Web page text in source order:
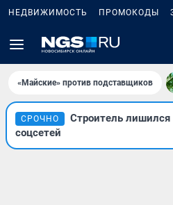
НЕДВИЖИМОСТЬ ПРОМОКОДЫ
«Майские» против подставщиков
СРОЧНО
Строитель лишился
соцсетей